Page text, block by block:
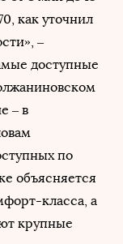
как уточнил
–
доступные
– в
по
объясняется
класса, а
крупные